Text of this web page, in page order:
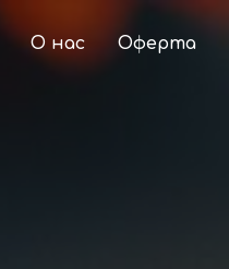
О нас Оферта